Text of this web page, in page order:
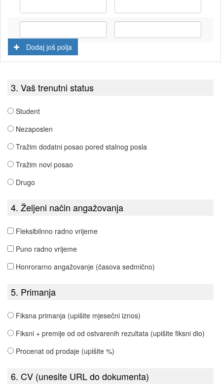
Dodaj još polja
3. Vaš trenutni status
Student
Nezaposlen
Tražim dodatni posao pored stalnog posla
Tražim novi posao
Drugo
4. Željeni način angažovanja
Fleksibilnno radno vrijeme
Puno radno vrijeme
Honrorarno angažovanje (časova sedmično)
5. Primanja
Fiksna primanja (upišite mjesečni iznos)
Fiksni + premije od od ostvarenih rezultata (upišite fiksni dio)
Procenat od prodaje (upišite %)
6. CV (unesite URL do dokumenta)